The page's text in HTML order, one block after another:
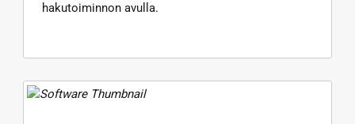
hakutoiminnon avulla.